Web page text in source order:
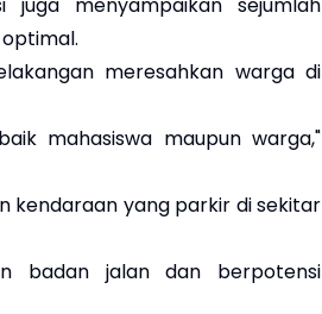
meresahkan warga di
mahasiswa maupun warga,"
kendaraan yang parkir di sekitar
badan jalan dan berpotensi